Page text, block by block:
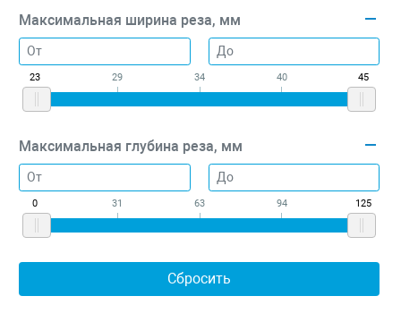
Максимальная ширина реза, мм
23 29 34 40 45
Максимальная глубина реза, мм
0 31 63 94 125